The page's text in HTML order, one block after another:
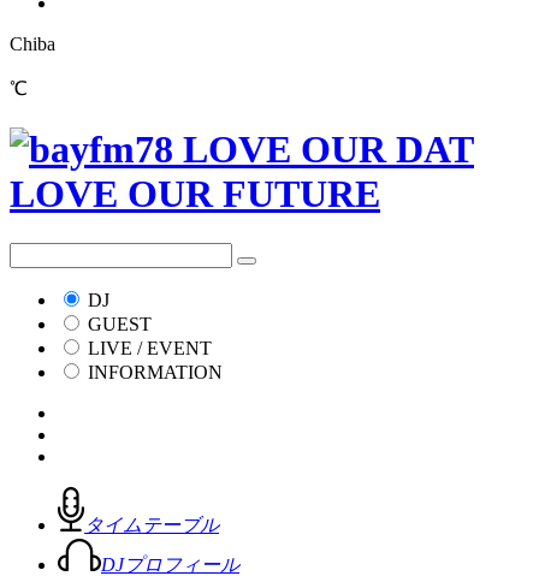
Chiba
℃
DJ
GUEST
LIVE / EVENT
INFORMATION
タイムテーブル
DJプロフィール